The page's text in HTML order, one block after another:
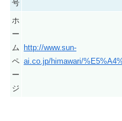
号
ホ
ー
ム
ペ
ー
ジ
http://www.sun-
ai.co.jp/himawari/